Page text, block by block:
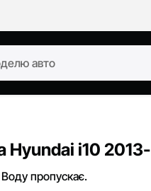
Hyundai i10 2013-
Воду пропускає.